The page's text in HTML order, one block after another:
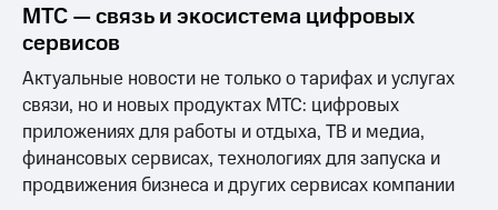
Новости
в
регионе
и акционерам
Корпоративное
управление
Корпоративный
МТС — связь и экосистема цифровых
сервисов
Актуальные новости не только о тарифах и услугах
связи, но и новых продуктах МТС: цифровых
приложениях для работы и отдыха, ТВ и медиа,
финансовых сервисах, технологиях для запуска и
продвижения бизнеса и других сервисах компании